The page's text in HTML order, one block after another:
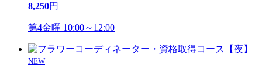
8,250円
第4金曜 10:00～12:00
NEW